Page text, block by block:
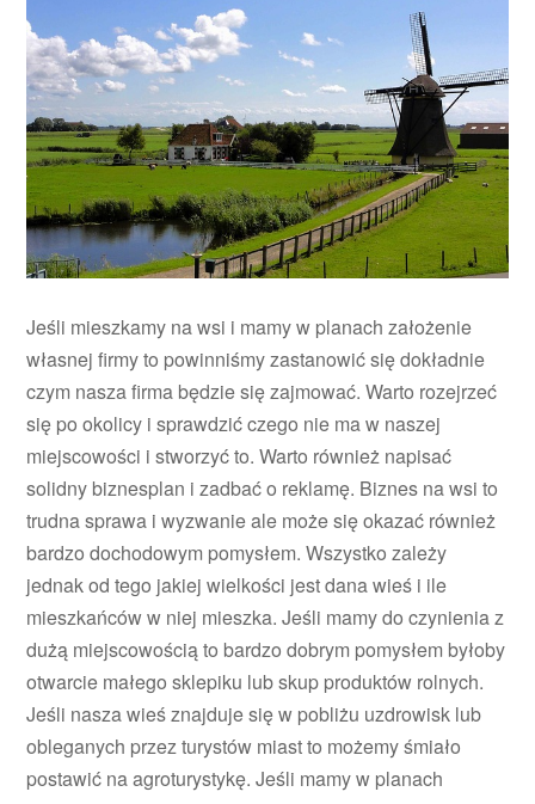
Jeśli mieszkamy na wsi i mamy w planach założenie
własnej firmy to powinniśmy zastanowić się dokładnie
czym nasza firma będzie się zajmować. Warto rozejrzeć
się po okolicy i sprawdzić czego nie ma w naszej
miejscowości i stworzyć to. Warto również napisać
solidny biznesplan i zadbać o reklamę. Biznes na wsi to
trudna sprawa i wyzwanie ale może się okazać również
bardzo dochodowym pomysłem. Wszystko zależy
jednak od tego jakiej wielkości jest dana wieś i ile
mieszkańców w niej mieszka. Jeśli mamy do czynienia z
dużą miejscowością to bardzo dobrym pomysłem byłoby
otwarcie małego sklepiku lub skup produktów rolnych.
Jeśli nasza wieś znajduje się w pobliżu uzdrowisk lub
obleganych przez turystów miast to możemy śmiało
postawić na agroturystykę. Jeśli mamy w planach